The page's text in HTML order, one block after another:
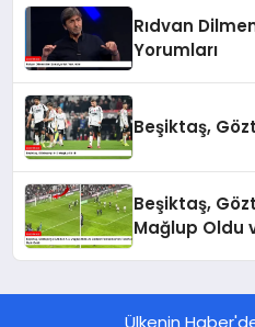
Rıdvan
Yorumları
Beşiktaş,
Beşiktaş,
Mağlup Oldu
Ülkenin